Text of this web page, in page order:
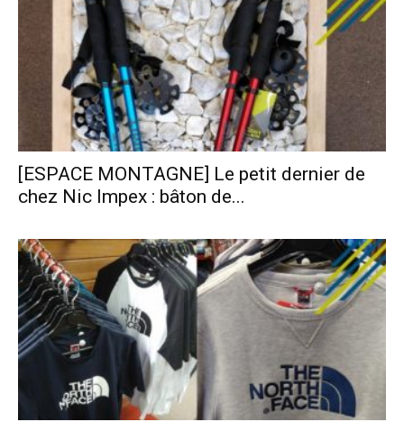
[ESPACE MONTAGNE] Le petit dernier de
chez Nic Impex : bâton de...